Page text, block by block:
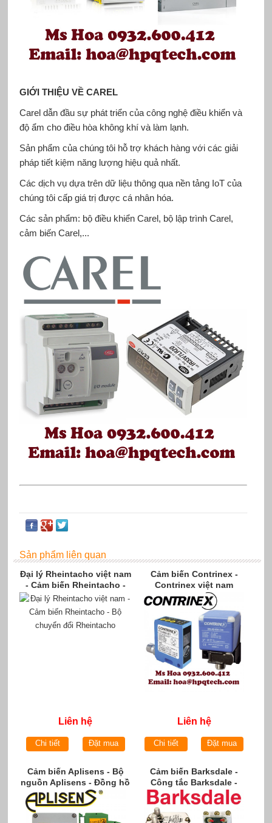
GIỚI THIỆU VỀ CAREL
Carel dẫn đầu sự phát triển của công nghệ điều khiển và
độ ẩm cho điều hòa không khí và làm lạnh.
Sản phẩm của chúng tôi hỗ trợ khách hàng với các giải
pháp tiết kiệm năng lượng hiệu quả nhất.
Các dịch vụ dựa trên dữ liệu thông qua nền tảng IoT của
chúng tôi cấp giá trị được cá nhân hóa.
Các sản phẩm: bộ điều khiển Carel, bộ lập trình Carel,
cảm biến Carel,...
Sản phẩm liên quan
Đại lý Rheintacho việt nam
- Cảm biến Rheintacho -
Bộ chuyển đổi Rheintacho
Liên hệ
Chi tiết Đặt mua
Cảm biến Contrinex -
Contrinex việt nam
Liên hệ
Chi tiết Đặt mua
Cảm biến Aplisens - Bộ
nguồn Aplisens - Đồng hồ
Aplisens
Cảm biến Barksdale -
Công tắc Barksdale -
Barksdale việt nam